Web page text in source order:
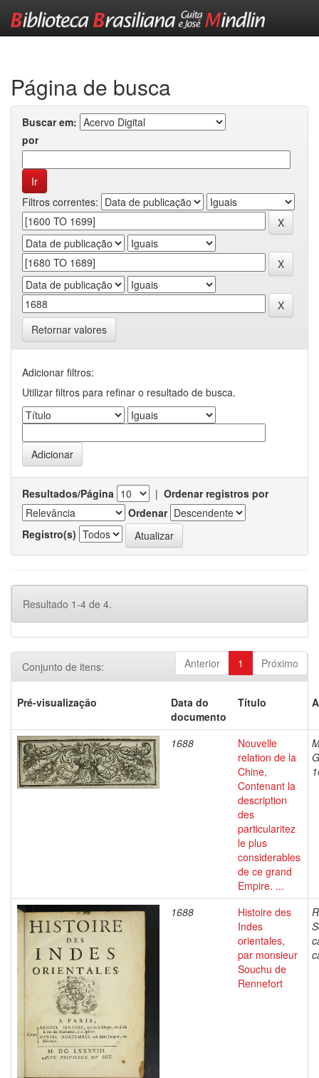
Página de busca
Buscar em:
por
Filtros correntes:
Retornar valores
Adicionar filtros:
Utilizar filtros para refinar o resultado de busca.
Resultados/Página | Ordenar registros por
Ordenar
Registro(s)
Resultado 1-4 de 4.
Anterior 1 Próximo
Conjunto de itens:
Pré-visualização
Data do
documento
Título
1688
Nouvelle
relation de la
Chine,
Contenant la
description
des
particularitez
le plus
considerables
de ce grand
Empire. ...
1688
Histoire des
Indes
orientales,
par monsieur
Souchu de
Rennefort